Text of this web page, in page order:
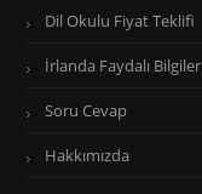
Dil Okulu Fiyat Teklifi
İrlanda Faydalı Bilgiler
Soru Cevap
Hakkımızda